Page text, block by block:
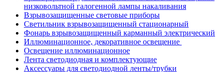
низковольтной галогенной лампы накаливания
Взрывозащищенные световые приборы
Светильник взрывозащищенный стационарный
Фонарь взрывозащищенный карманный электрический
Иллюминационное, декоративное освещение
Освещение иллюминационное
Лента светодиодная и комплектующие
Аксессуары для светодиодной ленты/трубки